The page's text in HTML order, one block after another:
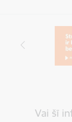
Vai šī